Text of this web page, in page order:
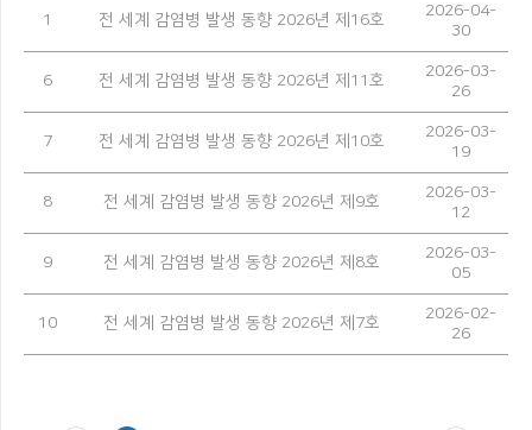
1 전 세계 감염병 발생 동향 2026년 제16호
2026-04-
30
6 전 세계 감염병 발생 동향 2026년 제11호
2026-03-
26
7 전 세계 감염병 발생 동향 2026년 제10호
2026-03-
19
8 전 세계 감염병 발생 동향 2026년 제9호
2026-03-
12
9 전 세계 감염병 발생 동향 2026년 제8호
2026-03-
05
10 전 세계 감염병 발생 동향 2026년 제7호
2026-02-
26